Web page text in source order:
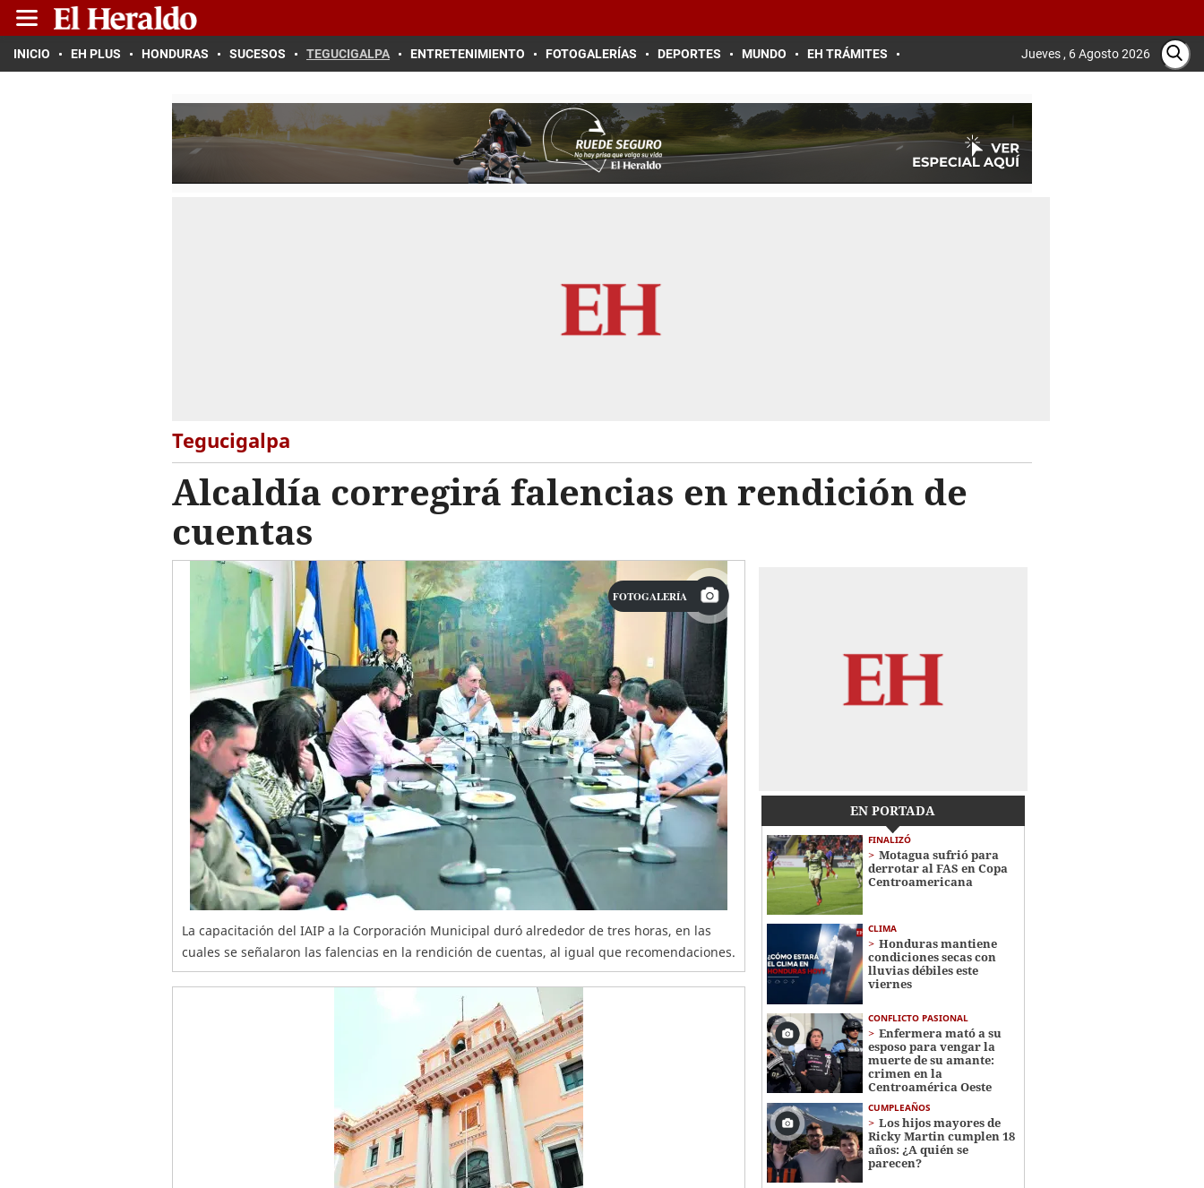
INICIO EH PLUS HONDURAS SUCESOS TEGUCIGALPA ENTRETENIMIENTO FOTOGALERÍAS DEPORTES MUNDO EH TRÁMITES Jueves , 6 Agosto 2026
Tegucigalpa
Alcaldía corregirá falencias en rendición de
cuentas
FOTOGALERÍA
La capacitación del IAIP a la Corporación Municipal duró alrededor de tres horas, en las
cuales se señalaron las falencias en la rendición de cuentas, al igual que recomendaciones.
EN PORTADA
FINALIZÓ
Motagua sufrió para
derrotar al FAS en Copa
Centroamericana
CLIMA
Honduras mantiene
condiciones secas con
lluvias débiles este
viernes
CONFLICTO PASIONAL
Enfermera mató a su
esposo para vengar la
muerte de su amante:
crimen en la
Centroamérica Oeste
CUMPLEAÑOS
Los hijos mayores de
Ricky Martin cumplen 18
años: ¿A quién se
parecen?